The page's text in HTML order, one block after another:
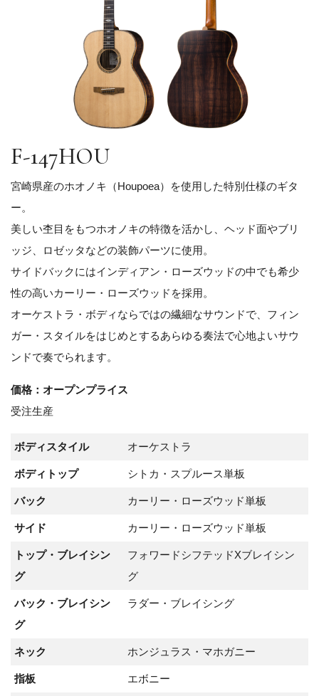
F-147HOU
宮崎県産のホオノキ（Houpoea）を使用した特別仕様のギタ
ー。
美しい杢目をもつホオノキの特徴を活かし、ヘッド面やブリ
ッジ、ロゼッタなどの装飾パーツに使用。
サイドバックにはインディアン・ローズウッドの中でも希少
性の高いカーリー・ローズウッドを採用。
オーケストラ・ボディならではの繊細なサウンドで、フィン
ガー・スタイルをはじめとするあらゆる奏法で心地よいサウ
ンドで奏でられます。
価格：オープンプライス
受注生産
ボディスタイル オーケストラ
ボディトップ シトカ・スプルース単板
バック カーリー・ローズウッド単板
サイド カーリー・ローズウッド単板
トップ・ブレイシン
グ
フォワードシフテッドXブレイシン
グ
バック・ブレイシン
グ
ラダー・ブレイシング
ネック ホンジュラス・マホガニー
指板 エボニー